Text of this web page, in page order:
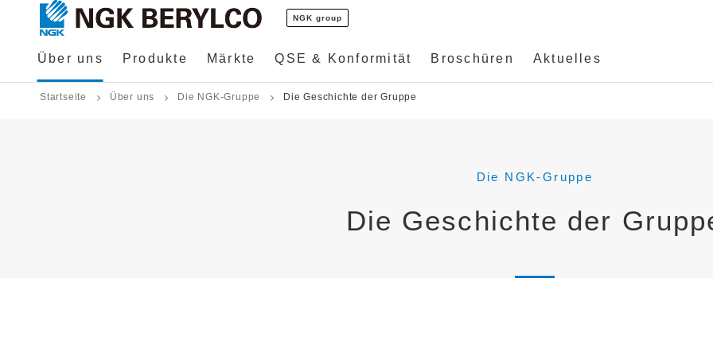
NGK group
Über uns Produkte Märkte QSE & Konformität Broschüren Aktuelles
Startseite Über uns Die NGK-Gruppe Die Geschichte der Gruppe
Die NGK-Gruppe
Die Geschichte der